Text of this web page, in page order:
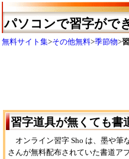
パソコンで習字がで
無料サイト集>その他無料>季節物>
習字道具が無くても書
オンライン習字 Sho は、墨や筆
さんが無料配布されていた書道ア